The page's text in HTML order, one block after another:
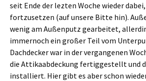
seit Ende der lezten Woche wieder
fortzusetzen (auf unsere Bitte hin).
wenig am Außenputz gearbeitet,
immernoch ein großer Teil vom
Dachdecker war in der vergangenen
die Attikaabdeckung fertiggestellt und
installiert. Hier gibt es aber schon